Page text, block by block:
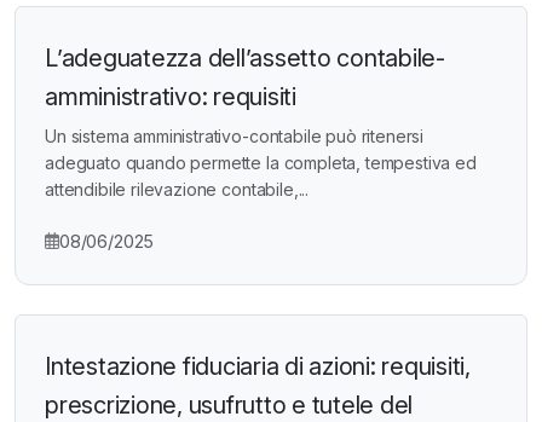
L’adeguatezza dell’assetto contabile-
amministrativo: requisiti
Un sistema amministrativo-contabile può ritenersi
adeguato quando permette la completa, tempestiva ed
attendibile rilevazione contabile,...
08/06/2025
Intestazione fiduciaria di azioni: requisiti,
prescrizione, usufrutto e tutele del